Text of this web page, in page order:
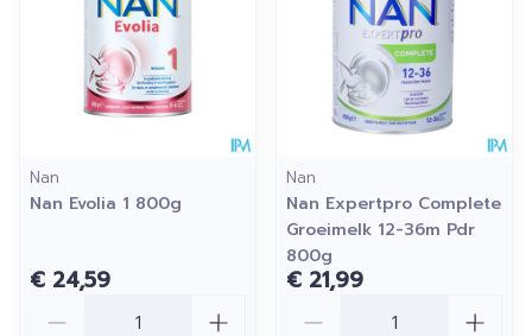
Nan
Nan Evolia 1 800g
€ 24,59
Nan
Nan Expertpro Complete
Groeimelk 12-36m Pdr
800g
€ 21,99